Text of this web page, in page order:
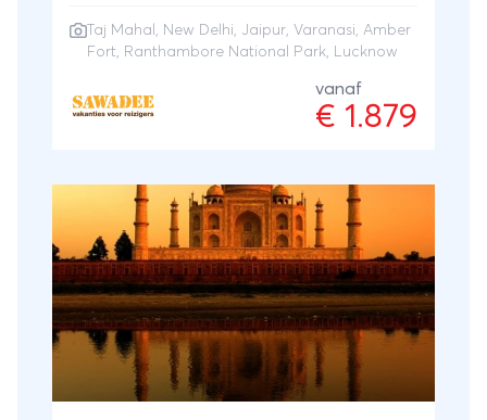
en gaan op zoek naar tijgers in het
We bewonderen de grandeur van de
beroemde Taj Mahal en kunnen op een
hindoeïstische rituelen langs de heilige
Ganges een diepe indruk op je
maken. Laat je meevoeren op deze
gevarieerde rondreis door het noorden van
India.
Taj Mahal , New Delhi, Jaipur, Varanasi, Amber
Fort, Ranthambore National Park, Lucknow
vanaf
€ 1.879